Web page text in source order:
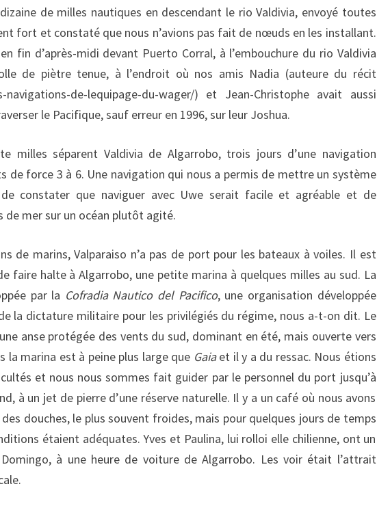
de milles nautiques en descendant le rio Valdivia, envoyé toutes
fort et constaté que nous n’avions pas fait de nœuds en les installant.
fin d’après-midi devant Puerto Corral, à l’embouchure du rio Valdivia
de piètre tenue, à l’endroit où nos amis Nadia (auteure du récit
navigations-de-lequipage-du-wager/) et Jean-Christophe avait aussi
le Pacifique, sauf erreur en 1996, sur leur Joshua.
milles séparent Valdivia de Algarrobo, trois jours d’une navigation
de force 3 à 6. Une navigation qui nous a permis de mettre un système
constater que naviguer avec Uwe serait facile et agréable et de
de mer sur un océan plutôt agité.
de marins, Valparaiso n’a pas de port pour les bateaux à voiles. Il est
faire halte à Algarrobo, une petite marina à quelques milles au sud. La
par la Cofradia Nautico del Pacifico, une organisation développée
la dictature militaire pour les privilégiés du régime, nous a-t-on dit. Le
anse protégée des vents du sud, dominant en été, mais ouverte vers
la marina est à peine plus large que Gaiaet il y a du ressac. Nous étions
et nous nous sommes fait guider par le personnel du port jusqu’à
à un jet de pierre d’une réserve naturelle. Il y a un café où nous avons
douches, le plus souvent froides, mais pour quelques jours de temps
étaient adéquates. Yves et Paulina, lui rolloi elle chilienne, ont un
à une heure de voiture de Algarrobo. Les voir était l’attrait